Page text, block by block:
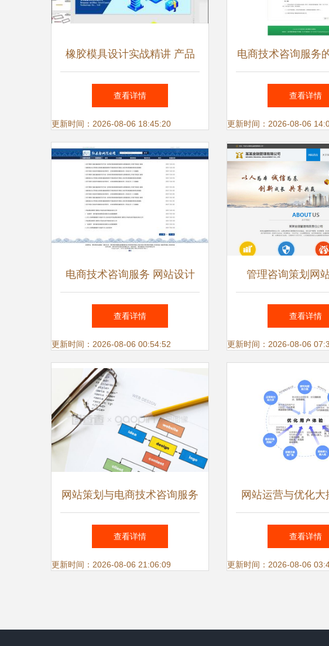
橡胶模具设计实战精讲 产品
冲切边工装制具的设计与应用
查看详情
更新时间：2026-08-06 18:45:20
电商技术咨询服务
打造专业、可信赖
查看详情
更新时间：2026-08-06
电商技术咨询服务 网站设计
的核心引擎
查看详情
更新时间：2026-08-06 00:54:52
管理咨询策划网
能、价值与费
查看详情
更新时间：2026-08-06
网站策划与电商技术咨询服务
数字化时代企业增长的双引擎
查看详情
更新时间：2026-08-06 21:06:09
网站运营与优化大
技术咨询服务的
查看详情
更新时间：2026-08-06